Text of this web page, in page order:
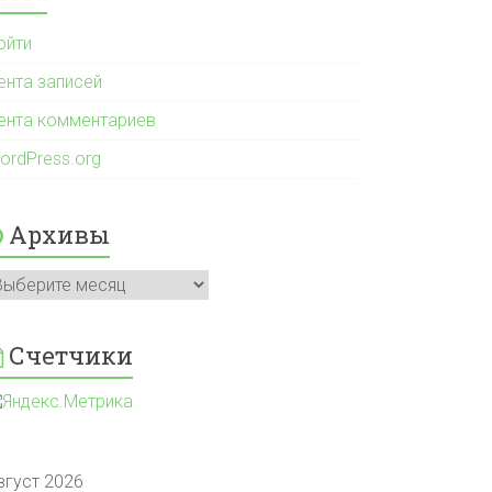
записей
комментариев
Архивы
Счетчики
2026